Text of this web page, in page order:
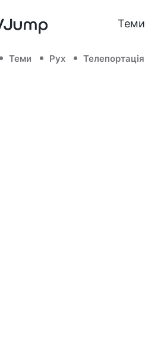
Теми
Теми Рух Телепортація